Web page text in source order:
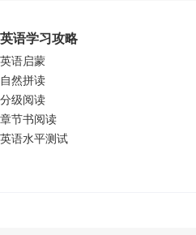
英语学习攻略
英语启蒙
自然拼读
分级阅读
章节书阅读
英语水平测试